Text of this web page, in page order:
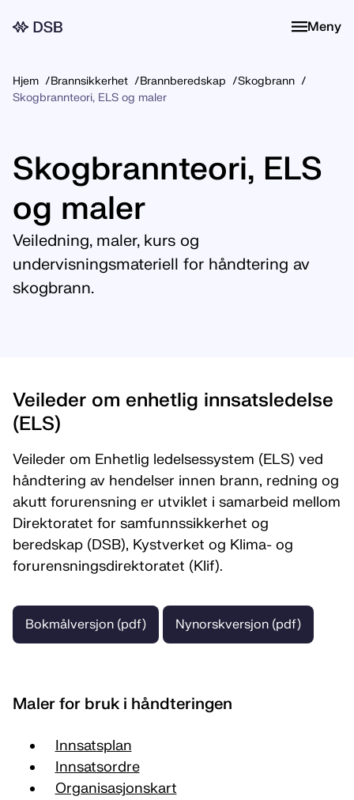
Meny
Meny
Hjem Brannsikkerhet Brannberedskap
Skogbrann
Skogbrannteori, ELS og maler
Skogbrannteori, ELS
og maler
Veiledning, maler, kurs og
undervisningsmateriell for håndtering av
skogbrann.
Veileder om enhetlig innsatsledelse
(ELS)
Veileder om Enhetlig ledelsessystem (ELS) ved
håndtering av hendelser innen brann, redning og
akutt forurensning er utviklet i samarbeid mellom
Direktoratet for samfunnssikkerhet og
beredskap (DSB), Kystverket og Klima- og
forurensningsdirektoratet (Klif).
Bokmålversjon (pdf) Nynorskversjon (pdf)
Maler for bruk i håndteringen
Innsatsplan
Innsatsordre
Organisasjonskart